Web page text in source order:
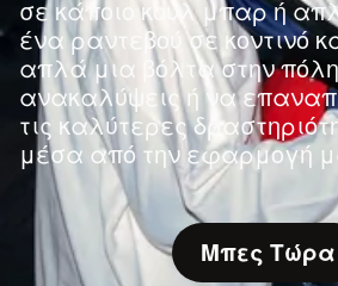
σε κάποιο κουλ μπαρ ή
ένα ραντεβού σε κοντινό
απλά μια βόλτα στην
ανακαλύψεις ή να
τις καλύτερες
μέσα από την εφαρμογή
Μπες Τώρα